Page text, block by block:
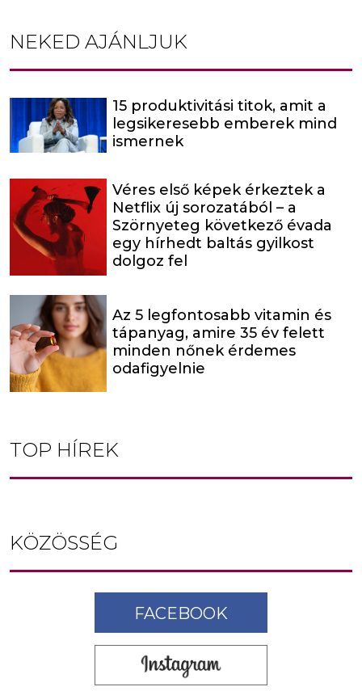
NEKED AJÁNLJUK
15 produktivitási titok, amit a
legsikeresebb emberek mind
ismernek
Véres első képek érkeztek a
Netflix új sorozatából – a
Szörnyeteg következő évada
egy hírhedt baltás gyilkost
dolgoz fel
Az 5 legfontosabb vitamin és
tápanyag, amire 35 év felett
minden nőnek érdemes
odafigyelnie
TOP HÍREK
KÖZÖSSÉG
FACEBOOK